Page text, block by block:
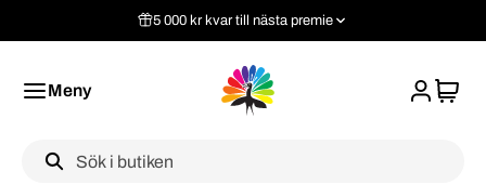
5 000 kr kvar till nästa premie
Meny
Label